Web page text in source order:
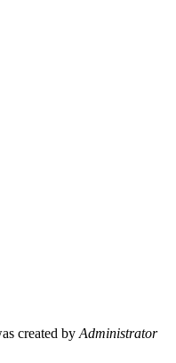
created by Administrator